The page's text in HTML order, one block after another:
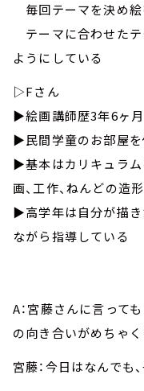
毎回テーマを決め絵
テーマに合わせた
ようにしている
▷Fさん
▶︎絵画講師歴3年6ヶ月
▶︎民間学童のお部屋を
▶︎基本はカリキュラ
画、工作、ねんどの造
▶︎高学年は自分が描き
ながら指導している
A：宮藤さんに言って
の向き合いがめちゃく
宮藤：今日はなんでも